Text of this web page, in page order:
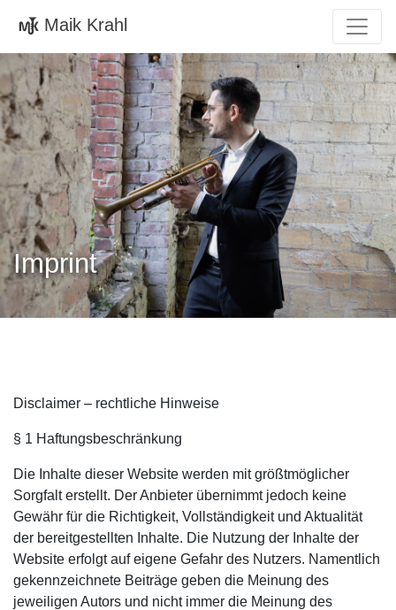
Maik Krahl
Imprint
Disclaimer – rechtliche Hinweise
§ 1 Haftungsbeschränkung
Die Inhalte dieser Website werden mit größtmöglicher
Sorgfalt erstellt. Der Anbieter übernimmt jedoch keine
Gewähr für die Richtigkeit, Vollständigkeit und Aktualität
der bereitgestellten Inhalte. Die Nutzung der Inhalte der
Website erfolgt auf eigene Gefahr des Nutzers. Namentlich
gekennzeichnete Beiträge geben die Meinung des
jeweiligen Autors und nicht immer die Meinung des